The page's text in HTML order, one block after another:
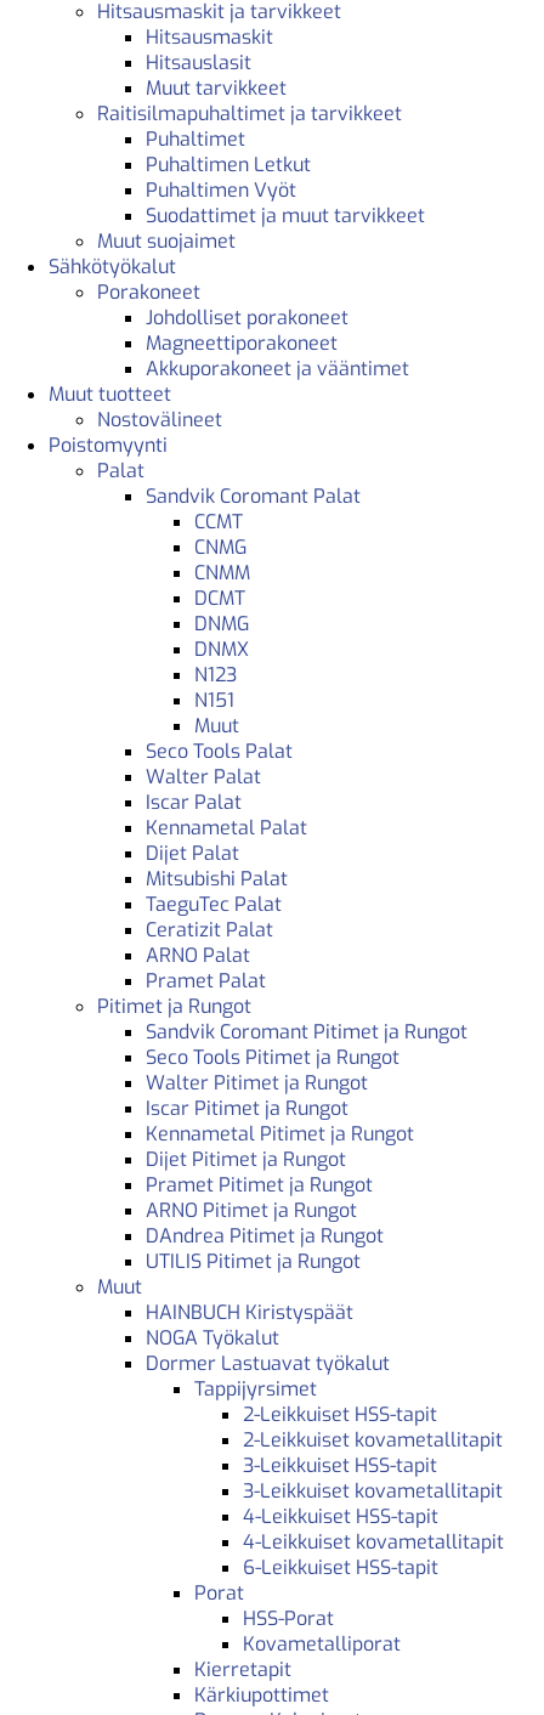
Hitsausmaskit ja tarvikkeet
Hitsausmaskit
Hitsauslasit
Muut tarvikkeet
Raitisilmapuhaltimet ja tarvikkeet
Puhaltimet
Puhaltimen Letkut
Puhaltimen Vyöt
Suodattimet ja muut tarvikkeet
Muut suojaimet
Sähkötyökalut
Porakoneet
Johdolliset porakoneet
Magneettiporakoneet
Akkuporakoneet ja vääntimet
Muut tuotteet
Nostovälineet
Poistomyynti
Palat
Sandvik Coromant Palat
CCMT
CNMG
CNMM
DCMT
DNMG
DNMX
N123
N151
Muut
Seco Tools Palat
Walter Palat
Iscar Palat
Kennametal Palat
Dijet Palat
Mitsubishi Palat
TaeguTec Palat
Ceratizit Palat
ARNO Palat
Pramet Palat
Pitimet ja Rungot
Sandvik Coromant Pitimet ja Rungot
Seco Tools Pitimet ja Rungot
Walter Pitimet ja Rungot
Iscar Pitimet ja Rungot
Kennametal Pitimet ja Rungot
Dijet Pitimet ja Rungot
Pramet Pitimet ja Rungot
ARNO Pitimet ja Rungot
DAndrea Pitimet ja Rungot
UTILIS Pitimet ja Rungot
Muut
HAINBUCH Kiristyspäät
NOGA Työkalut
Dormer Lastuavat työkalut
Tappijyrsimet
2-Leikkuiset HSS-tapit
2-Leikkuiset kovametallitapit
3-Leikkuiset HSS-tapit
3-Leikkuiset kovametallitapit
4-Leikkuiset HSS-tapit
4-Leikkuiset kovametallitapit
6-Leikkuiset HSS-tapit
Porat
HSS-Porat
Kovametalliporat
Kierretapit
Kärkiupottimet